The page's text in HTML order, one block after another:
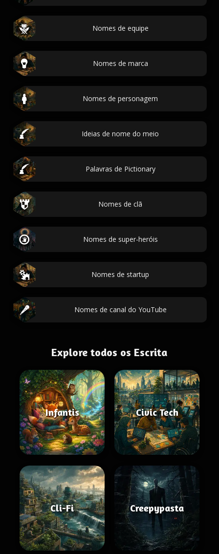
Nomes de equipe
Nomes de marca
Nomes de personagem
Ideias de nome do meio
Palavras de Pictionary
Nomes de clã
Nomes de super-heróis
Nomes de startup
Nomes de canal do YouTube
Explore todos os Escrita
Infantis Civic Tech
Cli-Fi Creepypasta